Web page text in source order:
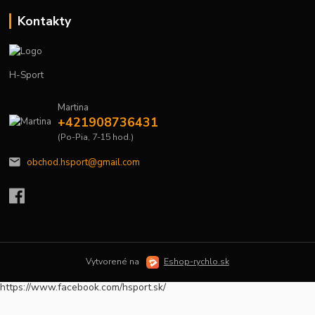
Kontakty
H-Sport
Martina
+421908736431
(Po-Pia, 7-15 hod.)
obchod.hsport@gmail.com
Vytvorené na Eshop-rychlo.sk
https://www.facebook.com/hsport.sk/